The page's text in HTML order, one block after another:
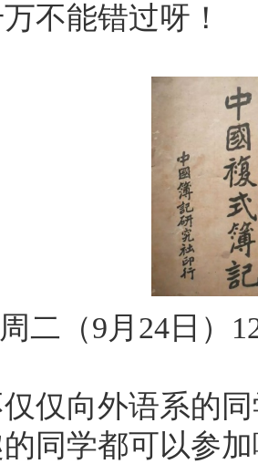
不能错过呀！
二（9月24日）
仅向外语系的
同学都可以参